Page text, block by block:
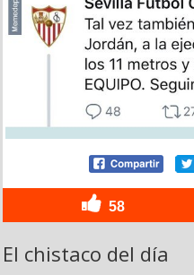
58
El chistaco del día